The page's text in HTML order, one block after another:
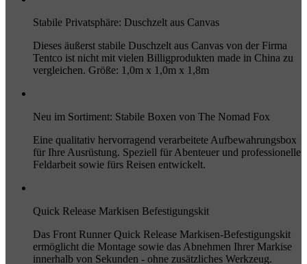
Stabile Privatsphäre: Duschzelt aus Canvas
Dieses äußerst stabile Duschzelt aus Canvas von der Firma
Tentco ist nicht mit vielen Billigprodukten made in China zu
vergleichen. Größe: 1,0m x 1,0m x 1,8m
Neu im Sortiment: Stabile Boxen von The Nomad Fox
Eine qualitativ hervorragend verarbeitete Aufbewahrungsbox
für Ihre Ausrüstung. Speziell für Abenteuer und professionelle
Feldarbeit sowie fürs Reisen entwickelt.
Quick Release Markisen Befestigungskit
Das Front Runner Quick Release Markisen-Befestigungskit
ermöglicht die Montage sowie das Abnehmen Ihrer Markise
innerhalb von Sekunden - ohne zusätzliches Werkzeug.